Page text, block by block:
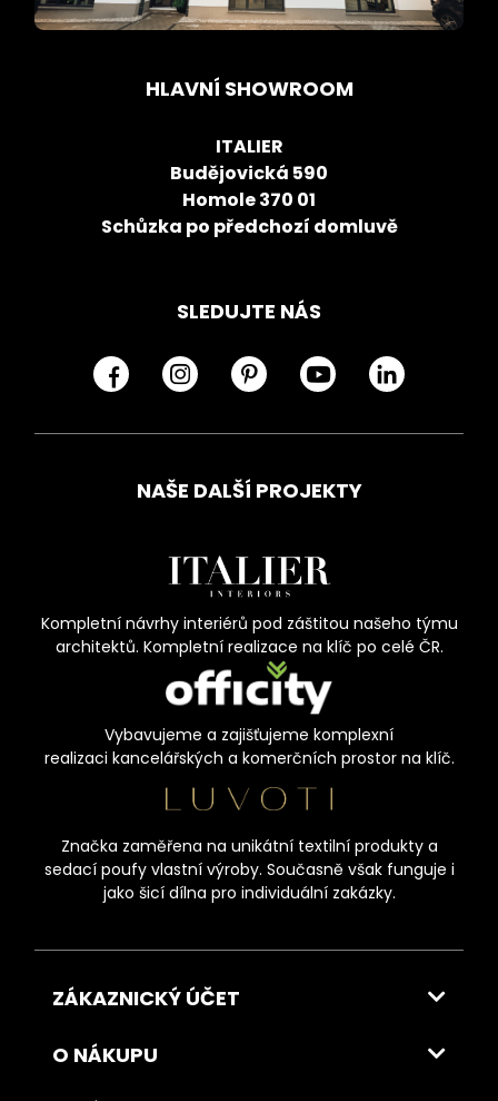
HLAVNÍ SHOWROOM
ITALIER
Budějovická 590
Homole 370 01
Schůzka po předchozí domluvě
SLEDUJTE NÁS
NAŠE DALŠÍ PROJEKTY
Kompletní návrhy interiérů pod záštitou našeho týmu
architektů. Kompletní realizace na klíč po celé ČR.
Vybavujeme a zajišťujeme komplexní
realizaci kancelářských a komerčních prostor na klíč.
Značka zaměřena na unikátní textilní produkty a
sedací poufy vlastní výroby. Současně však funguje i
jako šicí dílna pro individuální zakázky.
ZÁKAZNICKÝ ÚČET
O NÁKUPU